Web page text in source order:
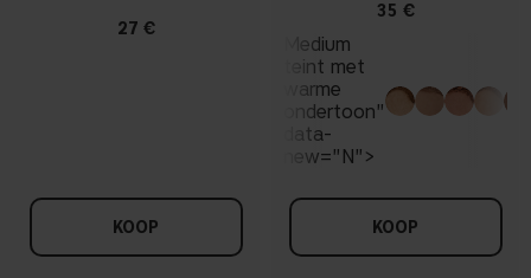
27 €
KOOP
35 €
Medium
teint met
warme
ondertoon"
data-
new="N">
KOOP